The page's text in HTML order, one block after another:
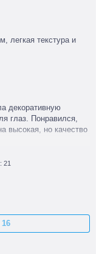
легкая текстура и
декоративную
глаз. Понравился,
высокая, но качество
21
16